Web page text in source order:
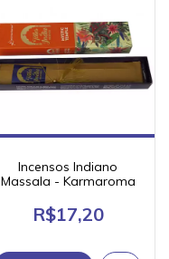
Incensos Indiano
Massala - Karmaroma
R$17,20